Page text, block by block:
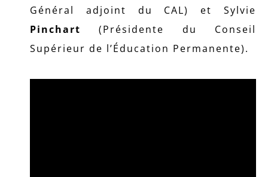
Général adjoint du CAL) et Sylvie
Pinchart (Présidente du Conseil
Supérieur de l’Éducation Permanente).